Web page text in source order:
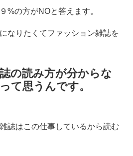
%の方がNOと答えます。
なりたくてファッション雑誌を
の読み方が分からな
て思うんです。
誌はこの仕事しているから読む